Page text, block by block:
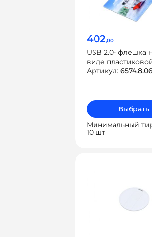
402,00
USB 2.0- флешка
виде
с полностью
Артикул: 6574.8.06
Выбрать
Минимальный
10 шт